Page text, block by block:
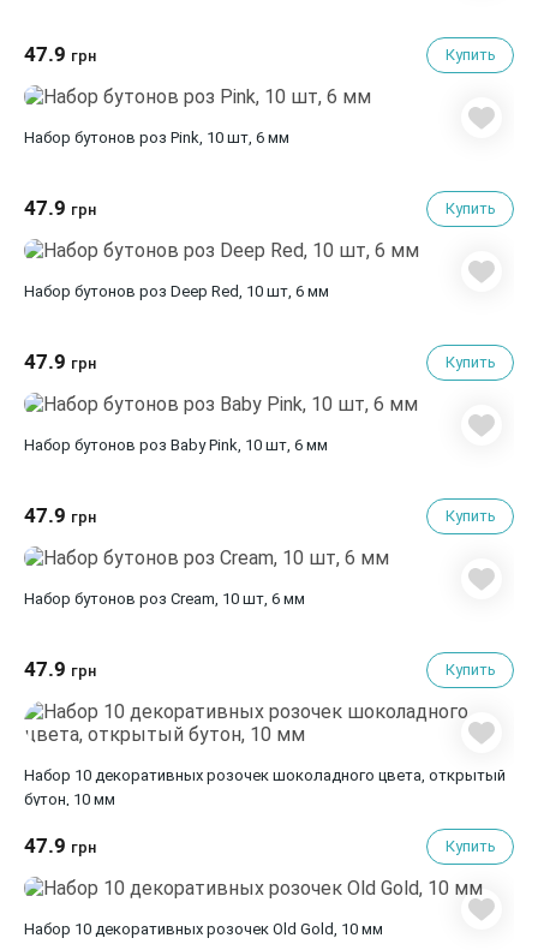
47.9 грн Купить
Набор бутонов роз Pink, 10 шт, 6 мм
47.9 грн Купить
Набор бутонов роз Deep Red, 10 шт, 6 мм
47.9 грн Купить
Набор бутонов роз Baby Pink, 10 шт, 6 мм
47.9 грн Купить
Набор бутонов роз Cream, 10 шт, 6 мм
47.9 грн Купить
Набор 10 декоративных розочек шоколадного цвета, открытый
бутон, 10 мм
47.9 грн Купить
Набор 10 декоративных розочек Old Gold, 10 мм